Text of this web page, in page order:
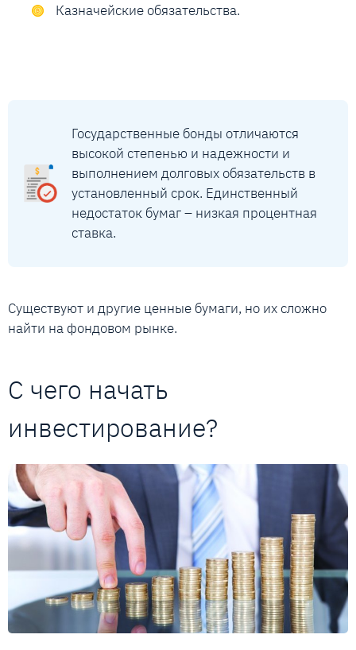
Казначейские обязательства.
Государственные бонды отличаются
высокой степенью и надежности и
выполнением долговых обязательств в
установленный срок. Единственный
недостаток бумаг – низкая процентная
ставка.
Существуют и другие ценные бумаги, но их сложно
найти на фондовом рынке.
С чего начать
инвестирование?